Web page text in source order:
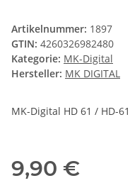
Artikelnummer: 1897
GTIN: 4260326982480
Kategorie: MK-Digital
Hersteller: MK DIGITAL
MK-Digital HD 61 / HD-
9,90 €